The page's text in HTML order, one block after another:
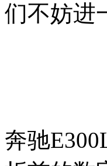
们不妨进
奔驰